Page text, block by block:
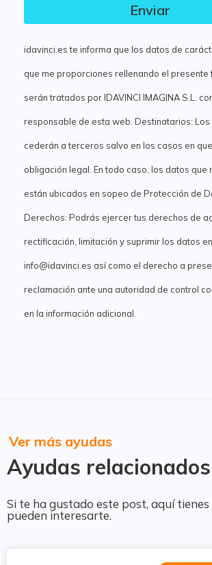
Enviar
idavinci.es te informa que los datos de
que me proporciones rellenando el presente
serán tratados por IDAVINCI IMAGINA S.L.
responsable de esta web. Destinatarios: Los
cederán a terceros salvo en los casos en
obligación legal. En todo caso, los datos que
están ubicados en sopeo de Protección de
Derechos: Podrás ejercer tus derechos de
rectificación, limitación y suprimir los datos en
info@idavinci.es así como el derecho a
reclamación ante una autoridad de control
en la información adicional.
Ayudas relacionados
Ver más ayudas
Si te ha gustado este post, aquí
pueden interesarte.